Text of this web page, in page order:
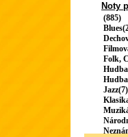
Noty
(885)
Folk,
Jazz(7)